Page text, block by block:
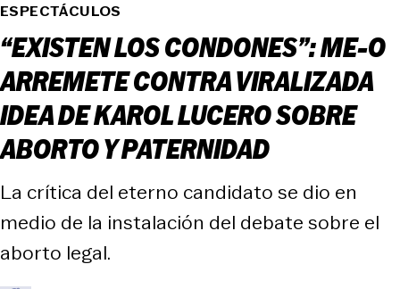
ESPECTÁCULOS
“EXISTEN LOS CONDONES”: ME-O
ARREMETE CONTRA VIRALIZADA
IDEA DE KAROL LUCERO SOBRE
ABORTO Y PATERNIDAD
La crítica del eterno candidato se dio en
medio de la instalación del debate sobre el
aborto legal.